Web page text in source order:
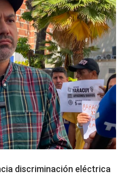
discriminación eléctrica